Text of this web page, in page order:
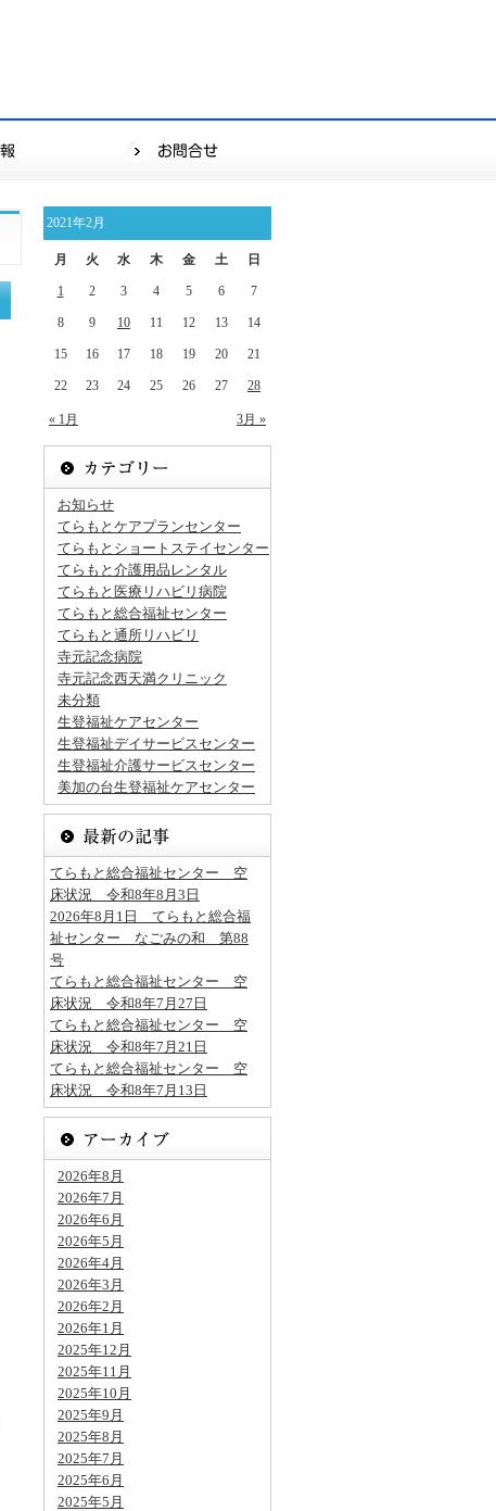
2021年2月
月 火 水 木 金 土 日
« 1月 3月 »
1 2 3 4 5 6 7
8 9 10 11 12 13 14
15 16 17 18 19 20 21
22 23 24 25 26 27 28
お知らせ
てらもとケアプランセンター
てらもとショートステイセンター
てらもと介護用品レンタル
てらもと医療リハビリ病院
てらもと総合福祉センター
てらもと通所リハビリ
寺元記念病院
寺元記念西天満クリニック
未分類
生登福祉ケアセンター
生登福祉デイサービスセンター
生登福祉介護サービスセンター
美加の台生登福祉ケアセンター
てらもと総合福祉センター 空
床状況 令和8年8月3日
2026年8月1日 てらもと総合福
祉センター なごみの和 第88
号
てらもと総合福祉センター 空
床状況 令和8年7月27日
てらもと総合福祉センター 空
床状況 令和8年7月21日
てらもと総合福祉センター 空
床状況 令和8年7月13日
2026年8月
2026年7月
2026年6月
2026年5月
2026年4月
2026年3月
2026年2月
2026年1月
2025年12月
2025年11月
2025年10月
2025年9月
2025年8月
2025年7月
2025年6月
2025年5月